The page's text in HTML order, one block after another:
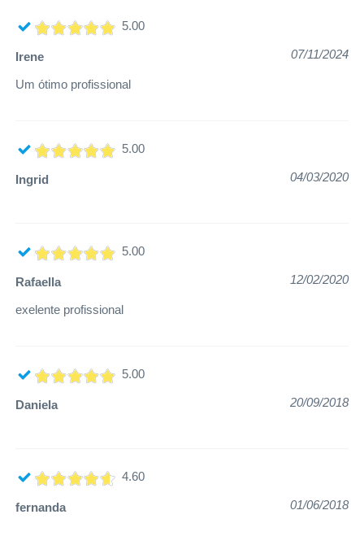
5.00
Irene 07/11/2024
Um ótimo profissional
5.00
Ingrid 04/03/2020
5.00
Rafaella 12/02/2020
exelente profissional
5.00
Daniela 20/09/2018
4.60
fernanda 01/06/2018